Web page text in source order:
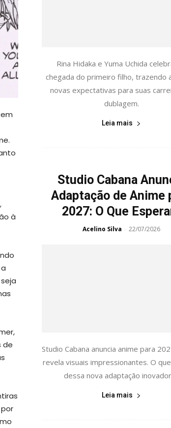
à
de
Rina Hidaka e Yuma Uchida
chegada do primeiro filho, trazendo
novas expectativas para suas
dublagem.
Leia mais
Studio Cabana
Adaptação de Anime
2027: O Que
Acelino Silva - 22/07/2026
Studio Cabana anuncia anime para
revela visuais impressionantes. O
dessa nova adaptação
Leia mais